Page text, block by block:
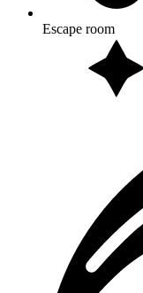
Escape room